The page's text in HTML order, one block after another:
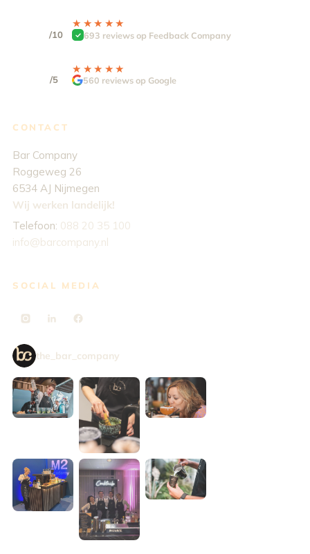
/10
★★★★★
★★★★★
693 reviews op Feedback Company
/5
★★★★★
★★★★★
560 reviews op Google
CONTACT
Bar Company
Roggeweg 26
6534 AJ Nijmegen
Wij werken landelijk!
Telefoon: 088 20 35 100
info@barcompany.nl
SOCIAL MEDIA
the_bar_company